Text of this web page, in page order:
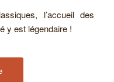
l’accueil des
y est légendaire !